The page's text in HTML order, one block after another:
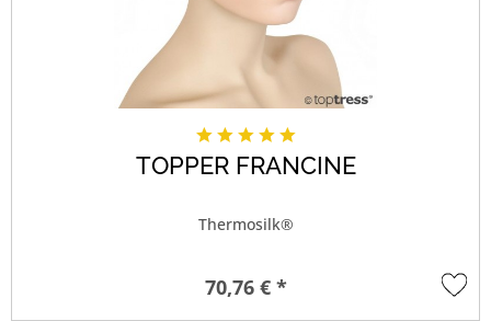
TOPPER FRANCINE
Thermosilk®
70,76 € *